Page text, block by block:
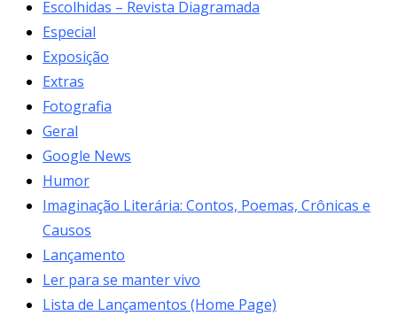
Escolhidas – Revista Diagramada
Especial
Exposição
Extras
Fotografia
Geral
Google News
Humor
Imaginação Literária: Contos, Poemas, Crônicas e
Causos
Lançamento
Ler para se manter vivo
Lista de Lançamentos (Home Page)